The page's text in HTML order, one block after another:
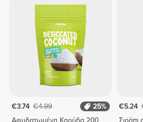
€3.74 €4.99
25%
Αφυδατωμένη Καρύδα 200
€5.24